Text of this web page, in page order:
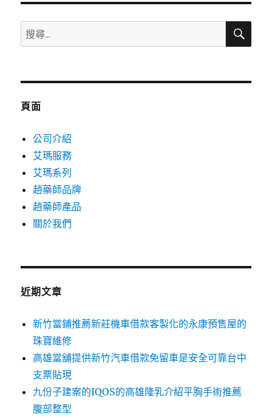
搜
尋
鍵
搜
頁面
公司介紹
艾瑪服務
艾瑪系列
趙藥師品牌
趙藥師產品
關於我們
近期文章
新竹當鋪推薦新莊機車借款客製化的永康預售屋的
珠寶維修
高雄當舖提供新竹汽車借款免留車是安全可靠台中
支票貼現
九份子建案的IQOS的高雄隆乳介紹平胸手術推薦
腹部整型